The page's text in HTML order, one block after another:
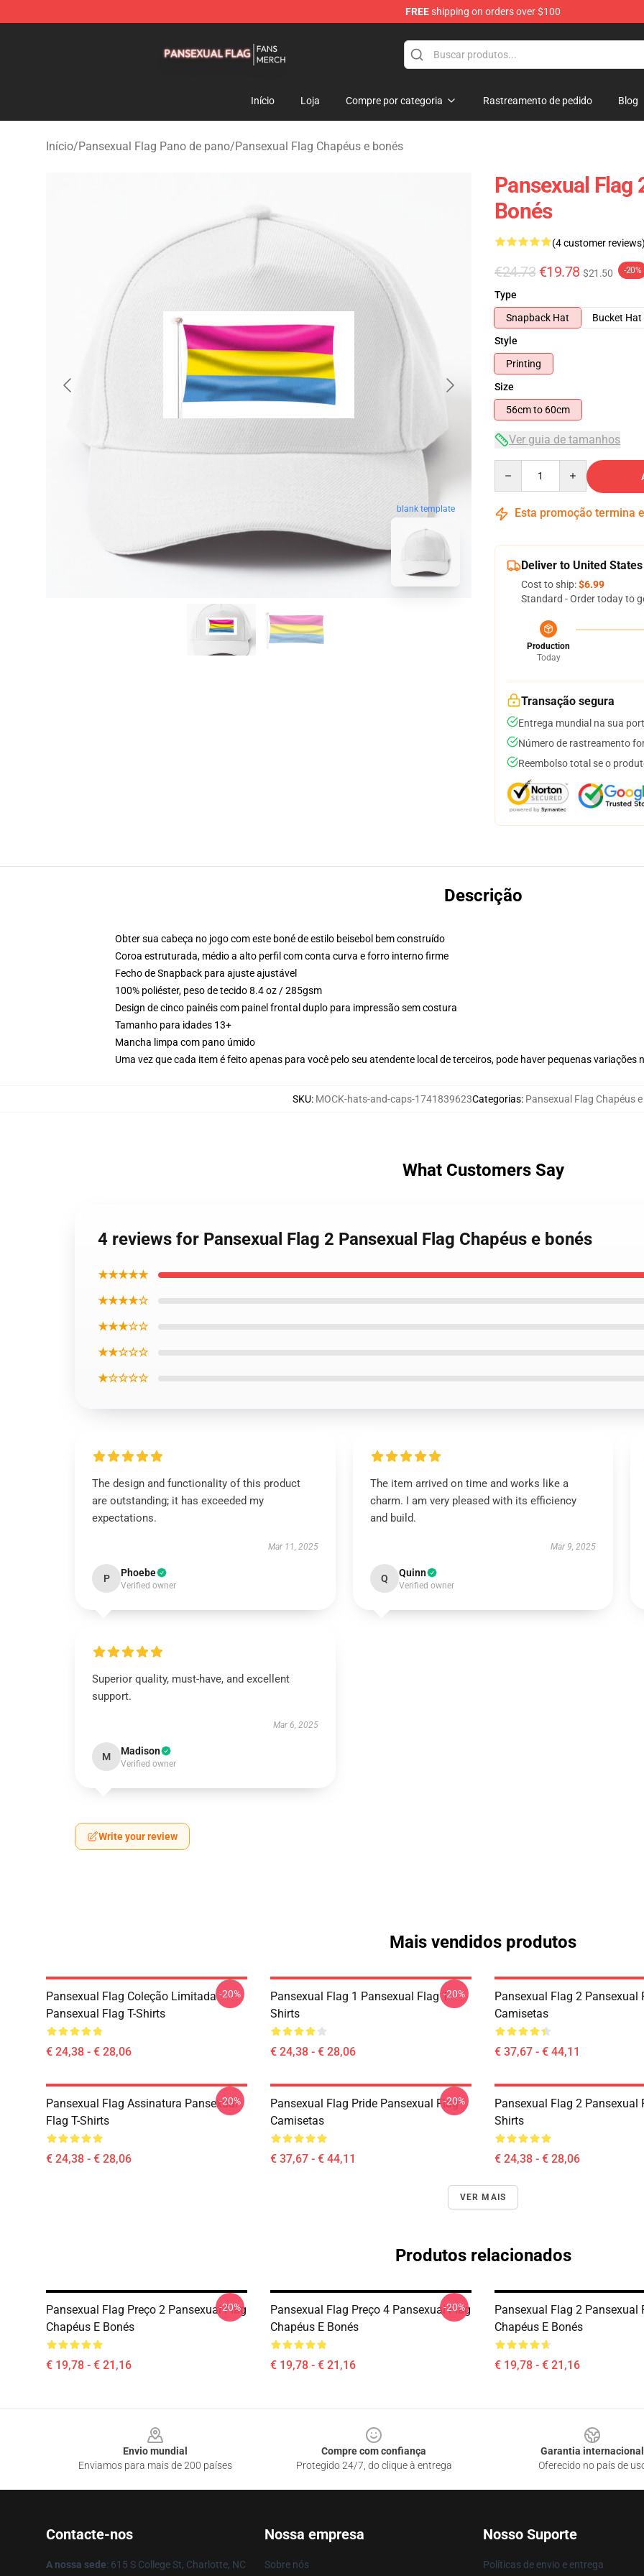
FREEshipping on orders over $100
Início Loja Compre por categoria Rastreamento de pedido Blog
Início/Pansexual Flag Pano de pano/Pansexual Flag Chapéus e bonés
blank template
Pansexual Flag
Bonés
(4 customer reviews)
€24.73 €19.78 $21.50 -20%
Type
Snapback Hat
Bucket Hat
Style
Printing
Size
56cm to 60cm
Ver guia de tamanhos
Esta promoção termina
Deliver to United States
Cost to ship:$6.99
Standard - Order today to
Production
Today
Transação segura
Entrega mundial na sua
Número de rastreamento
Reembolso total se o
Descrição
Obter sua cabeça no jogo com este boné de estilo beisebol bem construído
Coroa estruturada, médio a alto perfil com conta curva e forro interno firme
Fecho de Snapback para ajuste ajustável
100% poliéster, peso de tecido 8.4 oz / 285gsm
Design de cinco painéis com painel frontal duplo para impressão sem costura
Tamanho para idades 13+
Mancha limpa com pano úmido
Uma vez que cada item é feito apenas para você pelo seu atendente local de terceiros, pode haver pequenas variações
SKU: MOCK-hats-and-caps-1741839623Categorias: Pansexual Flag Chapéus
What Customers Say
4 reviews for Pansexual Flag 2 Pansexual Flag Chapéus e bonés
★★★★★
★★★★☆
★★★☆☆
★★☆☆☆
★☆☆☆☆
The design and functionality of this product
are outstanding; it has exceeded my
expectations.
Mar 11, 2025
P Phoebe
Verified owner
The item arrived on time and works like a
charm. I am very pleased with its efficiency
and build.
Mar 9, 2025
Q Quinn
Verified owner
Superior quality, must-have, and excellent
support.
Mar 6, 2025
M Madison
Verified owner
Write your review
Mais vendidos produtos
Pansexual Flag Coleção Limitada
Pansexual Flag T-Shirts
€ 24,38 - € 28,06
-20%
Pansexual Flag 1 Pansexual Flag T-
Shirts
€ 24,38 - € 28,06
-20%
Pansexual Flag 2 Pansexual
Camisetas
€ 37,67 - € 44,11
Pansexual Flag Assinatura Pansexual
Flag T-Shirts
€ 24,38 - € 28,06
-20%
Pansexual Flag Pride Pansexual Flag
Camisetas
€ 37,67 - € 44,11
-20%
Pansexual Flag 2 Pansexual
Shirts
€ 24,38 - € 28,06
VER MAIS
Produtos relacionados
Pansexual Flag Preço 2 Pansexual Flag
Chapéus E Bonés
€ 19,78 - € 21,16
-20%
Pansexual Flag Preço 4 Pansexual Flag
Chapéus E Bonés
€ 19,78 - € 21,16
-20%
Pansexual Flag 2 Pansexual
Chapéus E Bonés
€ 19,78 - € 21,16
Envio mundial
Enviamos para mais de 200 países
Compre com confiança
Protegido 24/7, do clique à entrega
Garantia internacional
Oferecido no país de
Contacte-nos
A nossa sede: 615 S College St, Charlotte, NC
Nossa empresa
Sobre nós
Nosso Suporte
Políticas de envio e entrega